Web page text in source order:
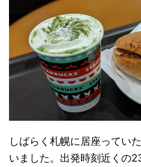
しばらく札幌に居座ってい
いました。出発時刻近くの